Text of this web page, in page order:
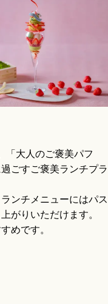
「大人のご褒美パフ
ごすご褒美ランチプラ
ンチメニューにはパス
がりいただけます。
めです。